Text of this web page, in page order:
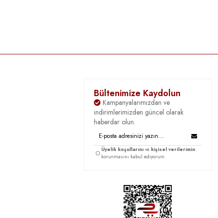
Bültenimize Kaydolun
Kampanyalarımızdan ve
indirimlerimizden güncel olarak
haberdar olun.
Üyelik koşullarını ve kişisel verilerimin
korunmasını kabul ediyorum.